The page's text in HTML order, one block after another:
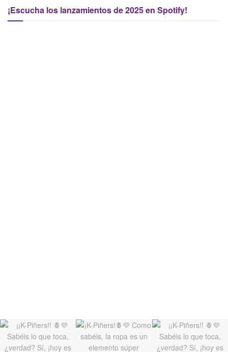
¡Escucha los lanzamientos de 2025 en Spotify!